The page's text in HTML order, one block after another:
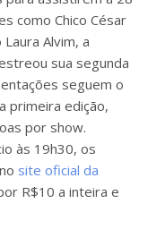
como Chico César
Alvim, a
sua segunda
seguem o
primeira edição,
por show.
às 19h30, os
site oficial da
R$10 a inteira e